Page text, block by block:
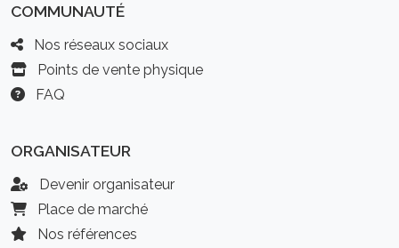
COMMUNAUTÉ
Nos réseaux sociaux
Points de vente physique
FAQ
ORGANISATEUR
Devenir organisateur
Place de marché
Nos références